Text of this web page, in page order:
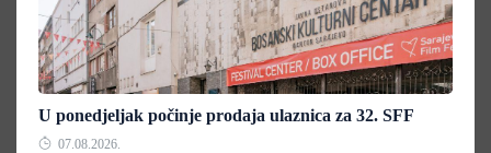
U ponedjeljak počinje prodaja ulaznica za 32. SFF
07.08.2026.